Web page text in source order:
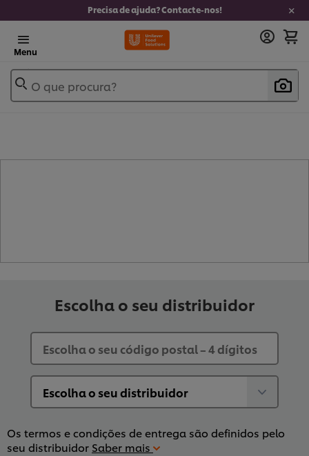
Precisa de ajuda? Contacte-nos!
Menu
O que procura?
Escolha o seu distribuidor
Os termos e condições de entrega são definidos pelo
seu distribuidor Saber mais